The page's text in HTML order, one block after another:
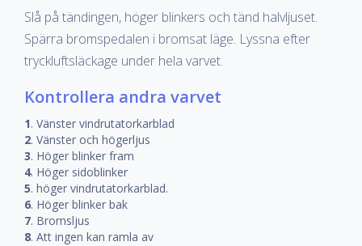
Slå på tändingen, höger blinkers och tänd halvljuset.
Spärra bromspedalen i bromsat läge. Lyssna efter
tryckluftsläckage under hela varvet.
Kontrollera andra varvet
1. Vänster vindrutatorkarblad
2. Vänster och högerljus
3. Höger blinker fram
4. Höger sidoblinker
5. höger vindrutatorkarblad.
6. Höger blinker bak
7. Bromsljus
8. Att ingen kan ramla av